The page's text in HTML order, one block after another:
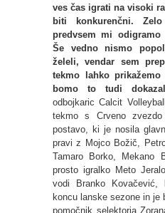
ves čas igrati na visoki
biti konkurenčni.
predvsem mi
Še vedno nismo
želeli, vendar sem
tekmo lahko
bomo to tudi
odbojkaric Calcit
tekmo s Crveno
postavo, ki je nosila
pravi z Mojco Božič,
Tamaro Borko, Mekano
prosto igralko Meto
vodi Branko
koncu lanske sezone in je
pomočnik selektorja